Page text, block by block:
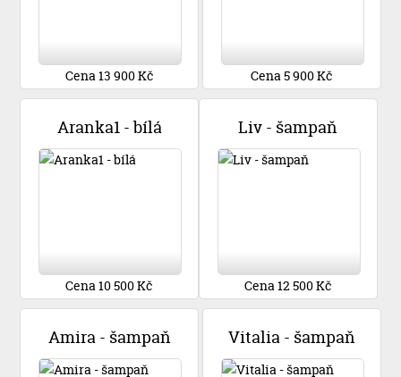
Cena 13 900 Kč Cena 5 900 Kč
Aranka1 - bílá
Cena 10 500 Kč
Liv - šampaň
Cena 12 500 Kč
Amira - šampaň Vitalia - šampaň